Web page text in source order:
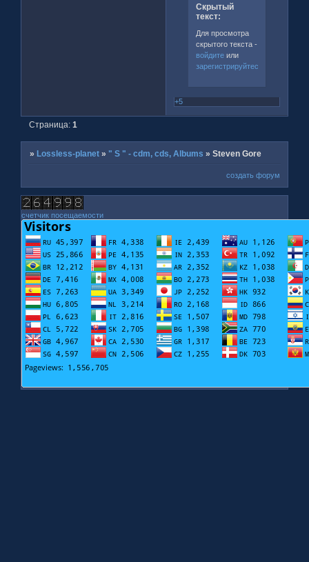
Скрытый
текст:
Для просмотра
скрытого текста -
войдитеили
зарегистрируйтесь
+5
Страница:1
»Lossless-planet » " S " - cdm, cds, Albums »Steven Gore
создать форум
счетчик посещаемости